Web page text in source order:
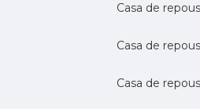
Casa de
Casa de
Casa de